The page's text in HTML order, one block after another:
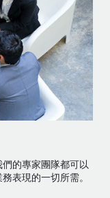
的專家團隊都可以
表現的一切所需。